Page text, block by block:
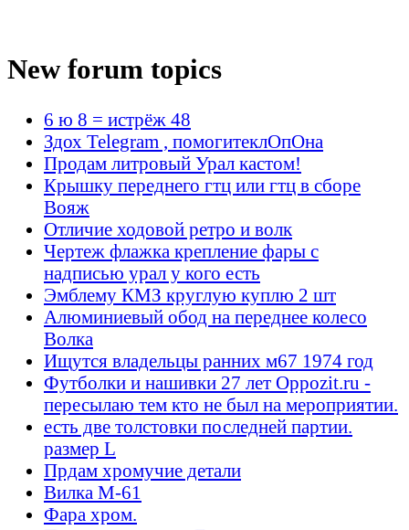
New forum topics
6 ю 8 = истрёж 48
Здох Telegram , помогитеклОпОна
Продам литровый Урал кастом!
Крышку переднего гтц или гтц в сборе
Вояж
Отличие ходовой ретро и волк
Чертеж флажка крепление фары с
надписью урал у кого есть
Эмблему КМЗ круглую куплю 2 шт
Алюминиевый обод на переднее колесо
Волка
Ищутся владельцы ранних м67 1974 год
Футболки и нашивки 27 лет Oppozit.ru -
пересылаю тем кто не был на мероприятии.
есть две толстовки последней партии.
размер L
Прдам хромучие детали
Вилка М-61
Фара хром.